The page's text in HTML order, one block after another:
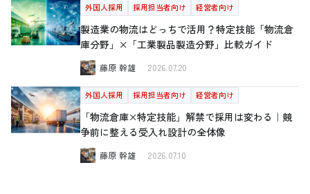
外国人採用 採用担当者向け 経営者向け
製造業の物流はどっちで活用？特定技能「物流倉
庫分野」×「工業製品製造分野」比較ガイド
藤原 幹雄 2026.07.20
外国人採用 採用担当者向け 経営者向け
「物流倉庫×特定技能」解禁で採用は変わる｜競
争前に整える受入れ設計の全体像
藤原 幹雄 2026.07.10